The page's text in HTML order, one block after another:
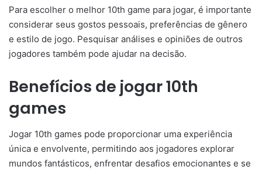
Para escolher o melhor 10th game para jogar, é importante
considerar seus gostos pessoais, preferências de gênero
e estilo de jogo. Pesquisar análises e opiniões de outros
jogadores também pode ajudar na decisão.
Benefícios de jogar 10th
games
Jogar 10th games pode proporcionar uma experiência
única e envolvente, permitindo aos jogadores explorar
mundos fantásticos, enfrentar desafios emocionantes e se